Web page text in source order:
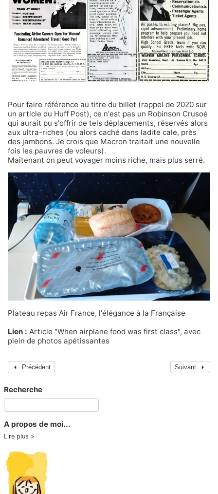
Pour faire référence au titre du billet (rappel de 2020 sur
un article du Huff Post), ce n'est pas un Robinson Crusoé
qui aurait pu s'offrir de tels déplacements, réservés alors
aux ultra-riches (ou alors caché dans ladite cale, près
des jambons. Je crois que Macron traitait une nouvelle
fois les pauvres de voleurs).
Maitenant on peut voyager moins riche, mais plus serré.
Plateau repas Air France, l'élégance à la Française
Lien : Article "When airplane food was first class", avec
plein de photos apétissantes
Précédent Suivant
Recherche
A propos de moi...
Lire plus